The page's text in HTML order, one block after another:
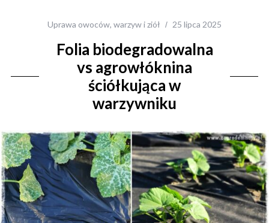
Uprawa owoców, warzyw i ziół 25 lipca 2025
Folia biodegradowalna
vs agrowłóknina
ściółkująca w
warzywniku